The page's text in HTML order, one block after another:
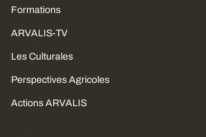
Formations
ARVALIS-TV
Les Culturales
Perspectives Agricoles
Actions ARVALIS